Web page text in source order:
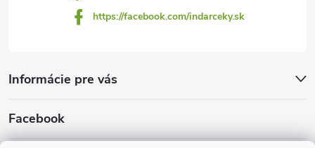
https://facebook.com/indarceky.sk
Informácie pre vás
Facebook